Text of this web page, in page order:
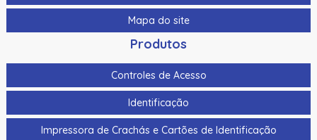
Cartao De Proximidade Rfid Hikvision Ds-Kem125 Em
125Khz
Cartao De Proximidade Rfid Hikvision Fm11Rf08-M1 Mifare
Cartao De Proximidade Rfid Hikvision Frequencia Dupla
Mifare 13,56Mhz E Em 125Khz Em Pvc
Mapa do site
Produtos
Controles de Acesso
Identificação
Impressora de Crachás e Cartões de Identificação